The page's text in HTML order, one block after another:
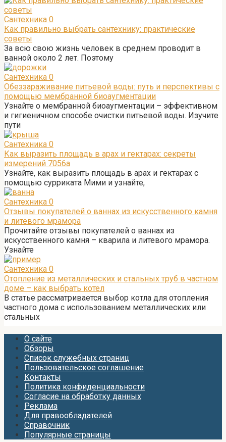
Сантехника 0
Как правильно выбрать сантехнику: практические
советы
За всю свою жизнь человек в среднем проводит в
ванной около 2 лет. Поэтому
Сантехника 0
Обеззараживание питьевой воды: путь и перспективы с
помощью мембранной биоаугментации
Узнайте о мембранной биоаугментации – эффективном
и гигиеничном способе очистки питьевой воды. Изучите
пути
Сантехника 0
Как выразить площадь в арах и гектарах: секреты
измерений 7056а
Узнайте, как выразить площадь в арах и гектарах с
помощью сурриката Мими и узнайте,
Сантехника 0
Отзывы покупателей о ваннах из искусственного камня
и литевого мрамора
Прочитайте отзывы покупателей о ваннах из
искусственного камня – кварила и литевого мрамора.
Узнайте
Сантехника 0
Отопление из металлических и стальных труб в частном
доме – как выбрать котел
В статье рассматривается выбор котла для отопления
частного дома с использованием металлических или
стальных
О сайте
Обзоры
Список служебных страниц
Пользовательское соглашение
Контакты
Политика конфиденциальности
Согласие на обработку данных
Реклама
Для правообладателей
Справочник
Популярные страницы